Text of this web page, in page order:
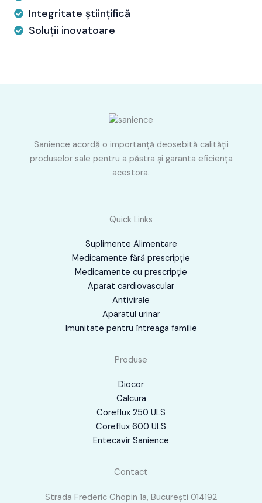
Integritate științifică
Soluții inovatoare
Sanience acordă o importanţă deosebită calităţii
produselor sale pentru a păstra şi garanta eficienţa
acestora.
Quick Links
Suplimente Alimentare
Medicamente fără prescripţie
Medicamente cu prescripţie
Aparat cardiovascular
Antivirale
Aparatul urinar
Imunitate pentru întreaga familie
Produse
Diocor
Calcura
Coreflux 250 ULS
Coreflux 600 ULS
Entecavir Sanience
Contact
Strada Frederic Chopin 1a, București 014192